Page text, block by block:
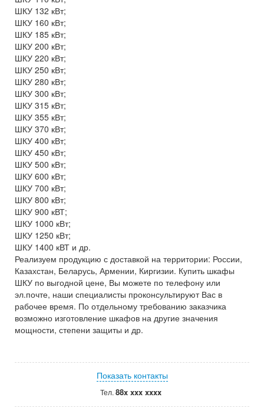
ШКУ 132 кВт;
ШКУ 160 кВт;
ШКУ 185 кВт;
ШКУ 200 кВт;
ШКУ 220 кВт;
ШКУ 250 кВт;
ШКУ 280 кВт;
ШКУ 300 кВт;
ШКУ 315 кВт;
ШКУ 355 кВт;
ШКУ 370 кВт;
ШКУ 400 кВт;
ШКУ 450 кВт;
ШКУ 500 кВт;
ШКУ 600 кВт;
ШКУ 700 кВт;
ШКУ 800 кВт;
ШКУ 900 кВТ;
ШКУ 1000 кВт;
ШКУ 1250 кВт;
ШКУ 1400 кВТ и др.
Реализуем продукцию с доставкой на территории: России,
Казахстан, Беларусь, Армении, Киргизии. Купить шкафы
ШКУ по выгодной цене, Вы можете по телефону или
эл.почте, наши специалисты проконсультируют Вас в
рабочее время. По отдельному требованию заказчика
возможно изготовление шкафов на другие значения
мощности, степени защиты и др.
Показать контакты
Тел. 88x xxx xxxx